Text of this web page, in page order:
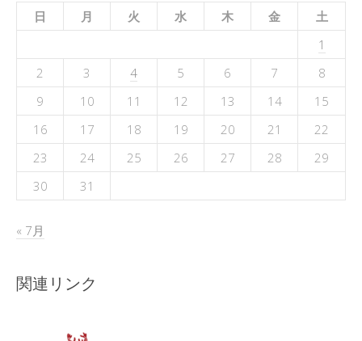
日
月 火 水 木 金
土
1
2
3 4 5 6 7
8
9
10 11 12 13 14
15
16
17 18 19 20 21
22
23
24 25 26 27 28
29
30
31
« 7月
関連リンク